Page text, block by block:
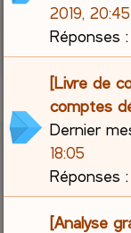
2019, 20:45
Réponses
[Livre de
comptes
Dernier
18:05
Réponses
[Analyse